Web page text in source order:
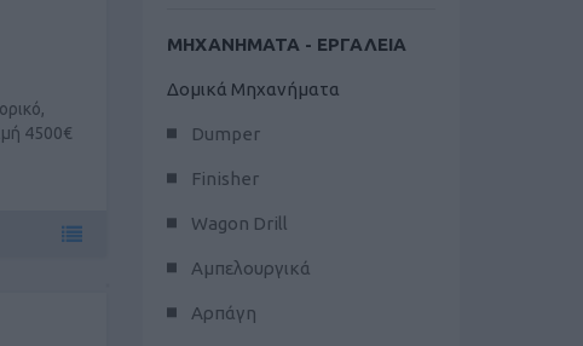
4500€
ΜΗΧΑΝΗΜΑΤΑ - ΕΡΓΑΛΕΙΑ
Δομικά Μηχανήματα
Dumper
Finisher
Wagon Drill
Αμπελουργικά
Αρπάγη